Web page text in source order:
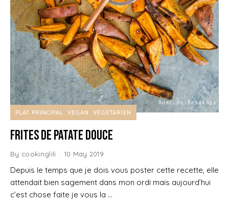
PLAT PRINCIPAL VEGAN VÉGÉTARIEN
Frites de patate douce
By cookinglili 10 May 2019
Depuis le temps que je dois vous poster cette recette, elle
attendait bien sagement dans mon ordi mais aujourd’hui
c’est chose faite je vous la …